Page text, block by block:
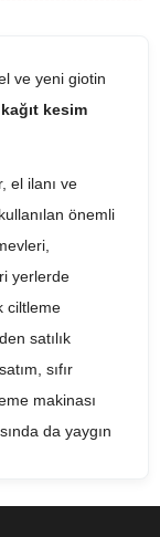
ve yeni giotin
kesim
el ilanı ve
önemli
yerlerde
ciltleme
satılık
sıfır
makinası
da yaygın